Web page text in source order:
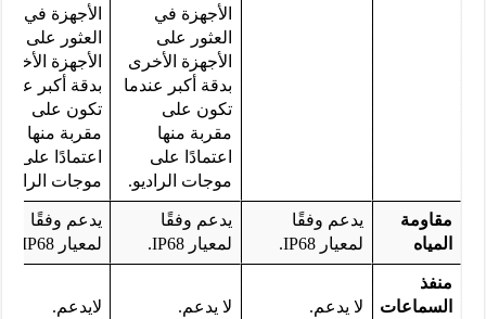
الأجهزة في
العثور على
الأجهزة الأخرى
بدقة أكبر عندما
تكون على
مقربة منها
اعتمادًا على
موجات الراديو.
الأجهزة في
العثور على
الأجهزة الأخرى
بدقة أكبر
تكون على
مقربة منها
اعتمادًا على
موجات الراديو.
مقاومة
المياه
يدعم وفقًا
لمعيار IP68.
يدعم وفقًا
لمعيار IP68.
يدعم وفقًا
لمعيار IP68.
منفذ
السماعات
لا يدعم. لا يدعم. لايدعم.